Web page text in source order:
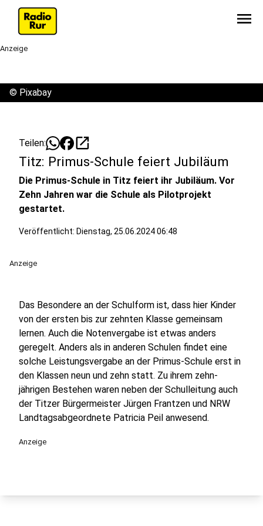
menu
Anzeige
© Pixabay
Teilen: open_in_new
Titz: Primus-Schule feiert Jubiläum
Die Primus-Schule in Titz feiert ihr Jubiläum. Vor
Zehn Jahren war die Schule als Pilotprojekt
gestartet.
Veröffentlicht: Dienstag, 25.06.2024 06:48
Anzeige
Das Besondere an der Schulform ist, dass hier Kinder
von der ersten bis zur zehnten Klasse gemeinsam
lernen. Auch die Notenvergabe ist etwas anders
geregelt. Anders als in anderen Schulen findet eine
solche Leistungsvergabe an der Primus-Schule erst in
den Klassen neun und zehn statt. Zu ihrem zehn-
jährigen Bestehen waren neben der Schulleitung auch
der Titzer Bürgermeister Jürgen Frantzen und NRW
Landtagsabgeordnete Patricia Peil anwesend.
Anzeige